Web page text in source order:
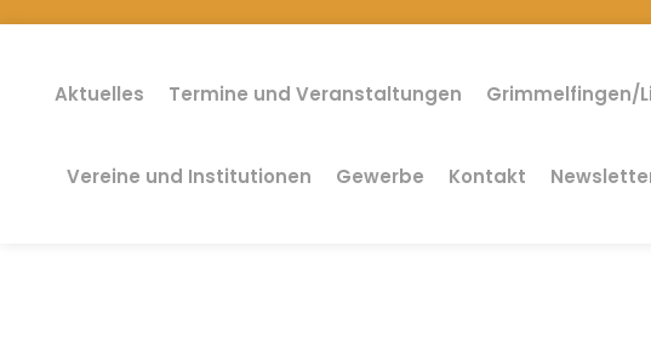
Aktuelles Termine und Veranstaltungen Grimmelfingen/
Vereine und Institutionen Gewerbe Kontakt